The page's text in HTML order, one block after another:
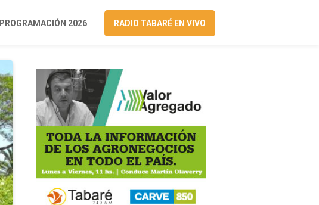
PROGRAMACIÓN 2026 RADIO TABARÉ EN VIVO